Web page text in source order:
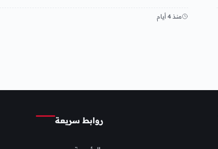
منذ 4 أيام
روابط سريعة